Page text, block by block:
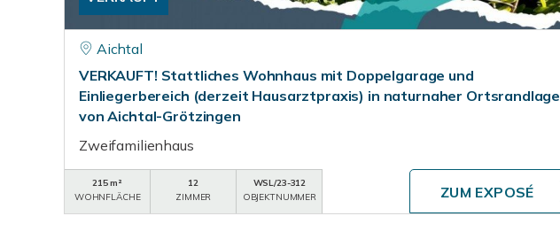
Aichtal
VERKAUFT! Stattliches Wohnhaus mit Doppelgarage und
Einliegerbereich (derzeit Hausarztpraxis) in naturnaher Ortsrandlage
von Aichtal-Grötzingen
Zweifamilienhaus
215 m²
WOHNFLÄCHE
12
ZIMMER
WSL/23-312
OBJEKTNUMMER
ZUM EXPOSÉ